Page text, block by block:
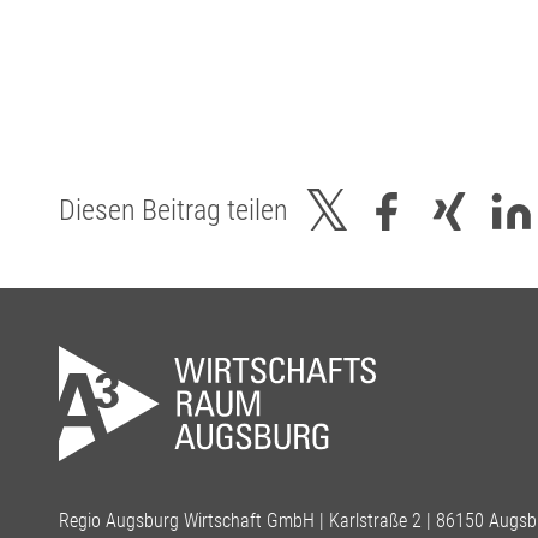
Diesen Beitrag teilen
Regio Augsburg Wirtschaft GmbH | Karlstraße 2 | 86150